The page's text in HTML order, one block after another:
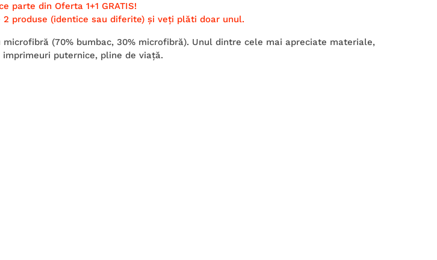
parte din Oferta 1+1 GRATIS!
produse (identice sau diferite) şi veţi plăti doar unul.
(70% bumbac, 30% microfibră). Unul dintre cele mai apreciate materiale,
puternice, pline de viaţă.